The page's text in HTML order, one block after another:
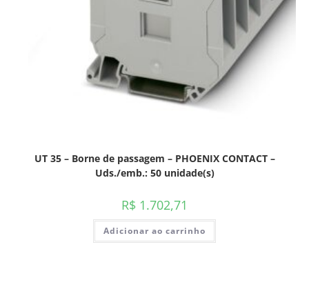
UT 35 – Borne de passagem – PHOENIX CONTACT –
Uds./emb.: 50 unidade(s)
R$ 1.702,71
Adicionar ao carrinho